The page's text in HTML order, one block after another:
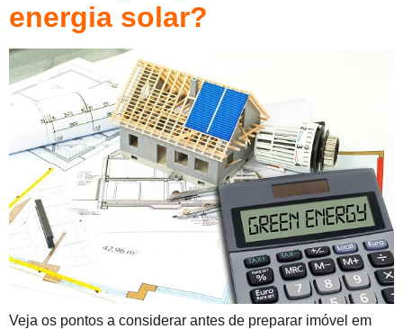
energia solar?
Veja os pontos a considerar antes de preparar imóvel em